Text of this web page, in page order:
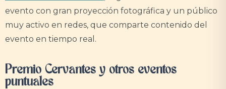
evento con gran proyección fotográfica y un público
muy activo en redes, que comparte contenido del
evento en tiempo real.
Premio Cervantes y otros eventos
puntuales